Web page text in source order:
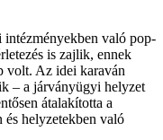
való pop-
is zajlik, ennek
volt. Az idei karaván
– a járványügyi helyzet
átalakította a
helyzetekben való